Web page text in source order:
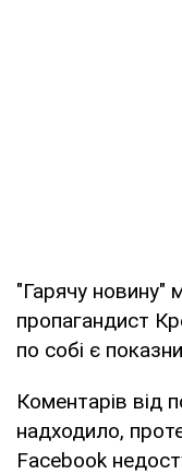
"Гарячу новину"
пропагандист
по собі є
Коментарів від
надходило,
Facebook